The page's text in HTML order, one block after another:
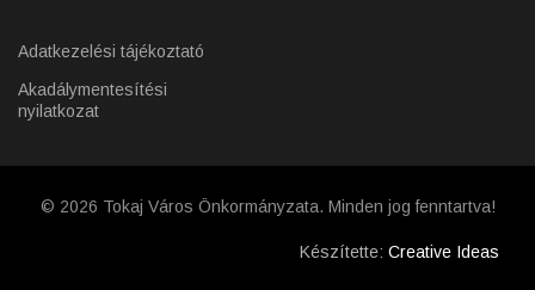
Adatkezelési tájékoztató
Akadálymentesítési
nyilatkozat
© 2026 Tokaj Város Önkormányzata. Minden jog fenntartva!
Készítette: Creative Ideas